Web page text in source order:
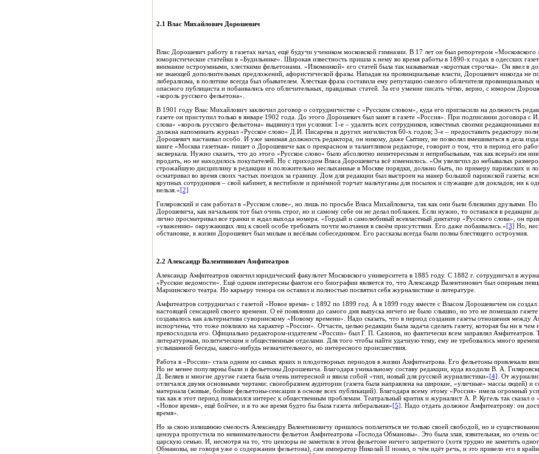
2.1 Влас Михайлович Дорошевич
Влас Дорошевич работу в газетах начал, ещё будучи учеником московской гимназии. В 17 лет он был репортером «Московского
юмористические статейки в «Будильнике». Широкая известность пришла к нему во время работы в 1890-х годах в одесских
внимание остроумными, хлесткими фельетонами. «Изюминкой» его статей была так называемая «короткая строчка». Он ввел в
не знающей дополнительных предложений, афористической фразы. Нападая на провинциальные власти, Дорошевич никогда не
либерализма, в политике всегда был обывателем. Хлесткая фраза составила ему репутацию смелого обличителя провинциальных
опасного публициста и побаивались его обличительных, правдивых статей. За его умение писать чётко, верно, с юмором
«король русского фельетона».
В 1901 году Влас Михайлович заключил договор о сотрудничестве с «Русским словом», куда его пригласили на должность
газете он приступил только в январе 1902 года. До этого Дорошевич был занят в газете «Россия». При подписании договора с
слова» «король русского фельетона» выдвинул три условия: 1-е – удалить всех сотрудников, известных своими редакционными
должна напоминать журнал «Русское слово» Д.И. Писарева и других нигилистов 60-х годов; 3-е – предоставить редактору
Дорошевич настаивал особо. И уже занимая должность редактора, он никому, даже Сытину, не позволял вмешиваться в дела
книге «Москва газетная» пишет о Дорошевиче как о прекрасном и талантливом редакторе, говорит о том, что в период его
засверкала. Нужно сказать, что до этого «Русское слово» было абсолютно неинтересным и неприбыльным, так как всерьёз им
продать, но не находилось покупателей. Но с приходом Власа Дорошевича всё изменилось. «Он увеличил до небывалых
строжайшую дисциплину в редакции и положительно неслыханные в Москве порядки, должно быть, по примеру парижских и
осматривал во время своих частых поездок за границу. Дом для редакции был выстроен на манер большой парижской газеты:
крупных сотрудников – свой кабинет, в вестибюле и приёмной торчат мальчуганы для посылок и служащие для докладов; ни к
нельзя.»[2]
Гиляровский и сам работал в «Русском слове», но лишь по просьбе Власа Михайловича, так как они были близкими друзьями.
Дорошевича, как начальник тот был очень строг, но и самому себе он не делал поблажек. Если нужно, то оставался в редакции
лично просматривал все гранки и ждал выхода номера. «Гордый и самолюбивый всевластный диктатор «Русского слова», он
«уважению» окружающих лиц к своей особе требовать почти молчания в своём присутствии. Его даже побаивались.»[3] Но,
обстановке, в жизни Дорошевич был милым и весёлым собеседником. Его рассказы всегда были полны блестящего остроумия.
2.2 Александр Валентинович Амфитеатров
Александр Амфитеатров окончил юридический факультет Московского университета в 1885 году. С 1882 г. сотрудничал в
«Русские ведомости». Ещё одним интересны фактом его биографии является то, что Александр Валентинович был оперным
Мариинского театра. Но карьеру тенора он оставил и полностью посвятил себя журналистике и литературе.
Амфитеатров сотрудничал с газетой «Новое время» с 1892 по 1899 год. А в 1899 году вместе с Власом Дорошевичем он создал
настоящей сенсацией своего времени. О её появлении до самого дня выпуска ничего не было слышно, но это не помешало
создавалось как альтернатива суворинскому «Новому времени». Надо сказать, что в период создания газеты отношения
испорчены, что тоже повлияло на характер «России». Отчасти, целью редакции была задача сделать газету, которая бы ни в
превосходила его. Официально редактором-издателем «России» был Г. П. Сазонов, но фактически всем заправлял Амфитеатров.
литературным, политическим и общественным отделами. Для того чтобы найти удачную тему, ему не требовалось много
услышанной беседы, какого-нибудь незначительного, но интересного происшествия.
Работа в «России» стала одним из самых ярких и плодотворных периодов в жизни Амфитеатрова. Его фельетоны привлекали
Но не менее популярны были и фельетоны Дорошевича. Благодаря уникальному составу редакции, куда входили В. А.
Д. Беляев и многие другие газета была очень интересной и явила собой «тип, новый для русской журналистики»[4] . От
отличался двумя основными чертами: своеобразием аудитории (газета была направлена на широкие, «уличные» массы людей) и
материала (живые, бойкие фельетоны-сенсации в основе всех публикаций). Благодаря всему этому «Россия» имела огромный
так как в этот период повысился интерес к общественным проблемам. Театральный критик и журналист А. Р. Кугель так сказал
«Новое время», ещё бойчее, и в то же время будто бы была газета либеральная»[5] . Надо отдать должное Амфитеатрову: он
время».
Но за свою излишнюю смелость Александру Валентиновичу пришлось поплатиться не только своей свободой, но и
цензура пропустила по невнимательности фельетон Амфитеатрова «Господа Обмановы». Это была злая, язвительная, но очень
царскую семью. И, несмотря на то, что цензоры не заметили в этом фельетоне ничего запретного (хотя трудно не заметить
Обмановы, не говоря уже о содержании фельетона), сам император Николай II понял, о чём идёт речь, и это привело его в